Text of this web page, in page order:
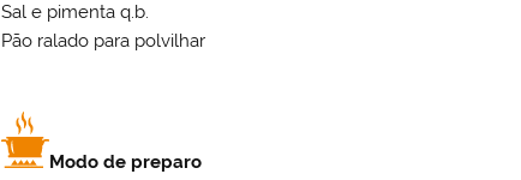
Sal e pimenta q.b.
Pão ralado para polvilhar
Modo de preparo